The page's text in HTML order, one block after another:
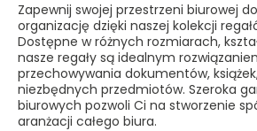
Zapewnij swojej przestrzeni biurowej
organizację dzięki naszej kolekcji
Dostępne w różnych rozmiarach,
nasze regały są idealnym
przechowywania dokumentów,
niezbędnych przedmiotów. Szeroka
biurowych pozwoli Ci na stworzenie
aranżacji całego biura.